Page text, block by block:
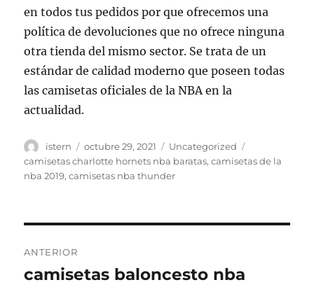
en todos tus pedidos por que ofrecemos una
política de devoluciones que no ofrece ninguna
otra tienda del mismo sector. Se trata de un
estándar de calidad moderno que poseen todas
las camisetas oficiales de la NBA en la
actualidad.
Autor
istern
Publicado
el
octubre 29, 2021 Categorías
Uncategorized
camisetas charlotte hornets nba baratas,camisetas de la
nba 2019,camisetas nba thunder
de
ANTERIOR
Entrada
camisetas baloncesto nba